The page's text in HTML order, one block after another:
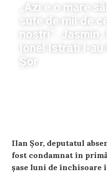
„Azi e o mare
sute de mii de
noștri”. Jasmin,
Ionel Istrati l-
Șor
Ilan Șor, deputatul
fost condamnat în
șase luni de închisoare